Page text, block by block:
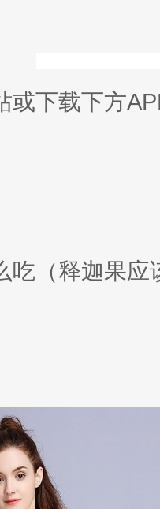
或下载下方
吃（释迦果应